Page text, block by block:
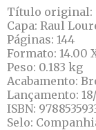
Título original:
Capa: Raul
Páginas: 144
Formato: 14.00
Peso: 0.183 kg
Acabamento:
Lançamento:
ISBN:
Selo: